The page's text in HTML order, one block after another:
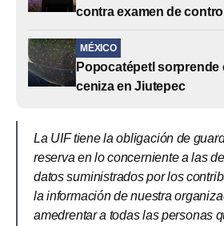
contra examen de control
MÉXICO
Popocatépetl sorprende
ceniza en Jiutepec
La UIF tiene la obligación de
reserva en lo concerniente a las
datos suministrados por los
la información de nuestra
amedrentar a todas las personas